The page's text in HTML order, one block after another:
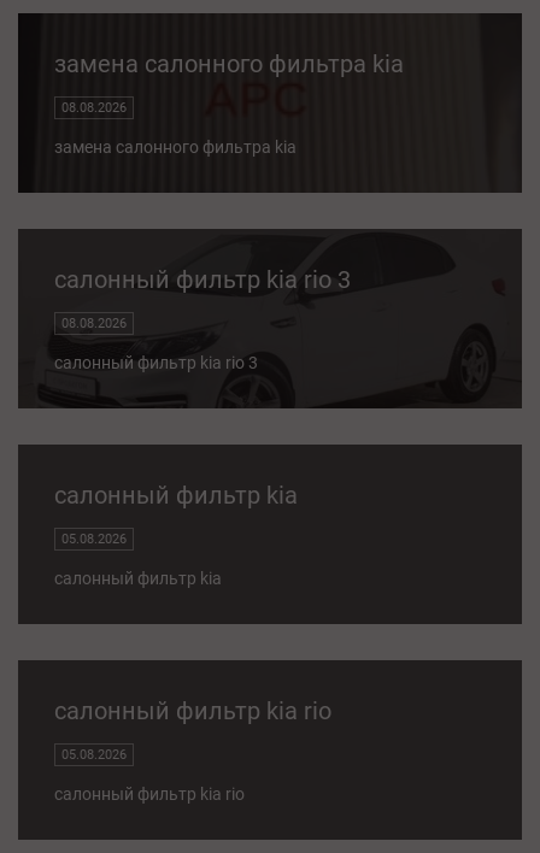
замена салонного фильтра kia
08.08.2026
замена салонного фильтра kia
салонный фильтр kia rio 3
08.08.2026
салонный фильтр kia rio 3
салонный фильтр kia
05.08.2026
салонный фильтр kia
салонный фильтр kia rio
05.08.2026
салонный фильтр kia rio